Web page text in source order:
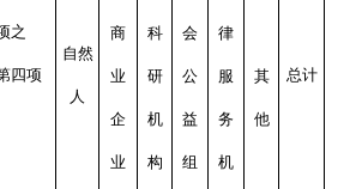
之
四项
自然
人
总计
商
业
企
业
科
研
机
构
会
公
益
组
律
服
务
机
其
他